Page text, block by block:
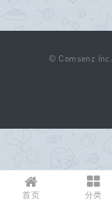
首页 分类
© Comsenz Inc.